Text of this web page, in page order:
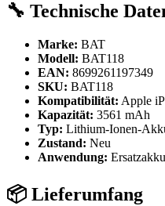
🔧 Technische
Marke: BAT
Modell: BAT118
EAN: 8699261197349
SKU: BAT118
Kompatibilität: Apple
Kapazität: 3561 mAh
Typ: Lithium-Ionen-
Zustand: Neu
Anwendung:
📦 Lieferumfang